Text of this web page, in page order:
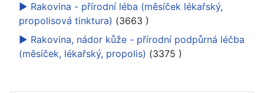
► Rakovina - přírodní léba (měsíček lékařský,
propolisová tinktura) (3663 )
► Rakovina, nádor kůže - přírodní podpůrná léčba
(měsíček, lékařský, propolis) (3375 )